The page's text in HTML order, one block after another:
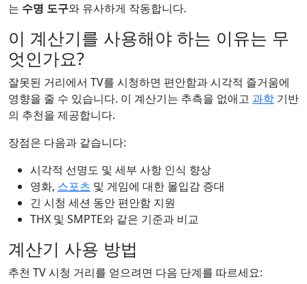
는 수명 도구와 유사하게 작동합니다.
이 계산기를 사용해야 하는 이유는 무
엇인가요?
잘못된 거리에서 TV를 시청하면 편안함과 시각적 즐거움에
영향을 줄 수 있습니다. 이 계산기는 추측을 없애고 과학 기반
의 추천을 제공합니다.
장점은 다음과 같습니다:
시각적 선명도 및 세부 사항 인식 향상
영화, 스포츠 및 게임에 대한 몰입감 증대
긴 시청 세션 동안 편안함 지원
THX 및 SMPTE와 같은 기준과 비교
계산기 사용 방법
추천 TV 시청 거리를 얻으려면 다음 단계를 따르세요: